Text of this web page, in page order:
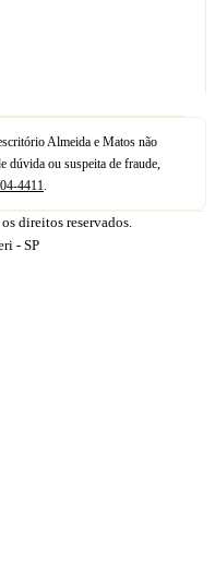
Almeida e Matos não
dúvida ou suspeita de fraude,
4411.
direitos reservados.
- SP